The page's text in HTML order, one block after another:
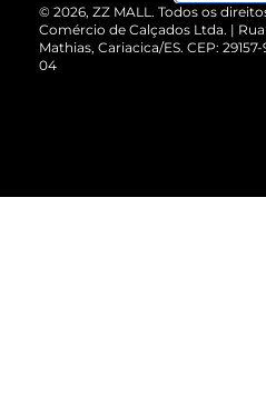
Cartão Presente
Vendas Corporativas
© 2026, ZZ MALL. Todos os
Comércio de Calçados Ltda. |
Mathias, Cariacica/ES. CEP:
04